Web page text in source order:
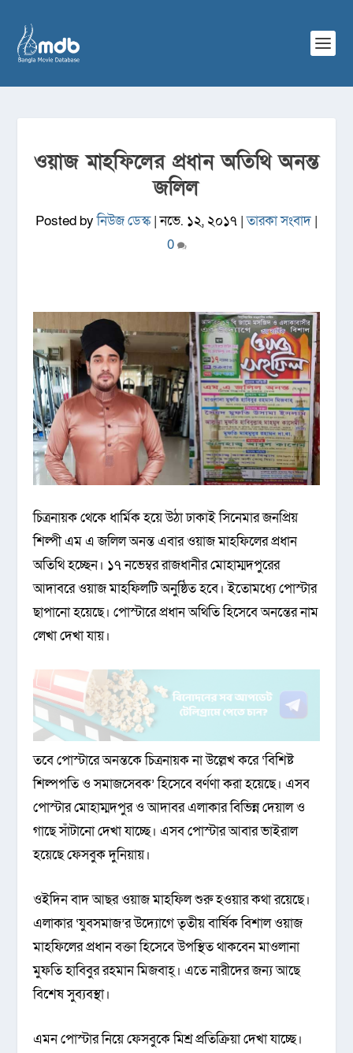
ওয়াজ মাহফিলের প্রধান অতিথি অনন্ত
জলিল
Posted byনিউজ ডেস্ক|নভে. ১২, ২০১৭ |তারকা সংবাদ |
0
চিত্রনায়ক থেকে ধার্মিক হয়ে উঠা ঢাকাই সিনেমার জনপ্রিয়
শিল্পী এম এ জলিল অনন্ত এবার ওয়াজ মাহফিলের প্রধান
অতিথি হচ্ছেন। ১৭ নভেম্বর রাজধানীর মোহাম্মদপুরের
আদাবরে ওয়াজ মাহফিলটি অনুষ্ঠিত হবে। ইতোমধ্যে পোস্টার
ছাপানো হয়েছে। পোস্টারে প্রধান অথিতি হিসেবে অনন্তের নাম
লেখা দেখা যায়।
তবে পোস্টারে অনন্তকে চিত্রনায়ক না উল্লেখ করে ‘বিশিষ্ট
শিল্পপতি ও সমাজসেবক’ হিসেবে বর্ণণা করা হয়েছে। এসব
পোস্টার মোহাম্মদপুর ও আদাবর এলাকার বিভিন্ন দেয়াল ও
গাছে সাঁটানো দেখা যাচ্ছে। এসব পোস্টার আবার ভাইরাল
হয়েছে ফেসবুক দুনিয়ায়।
ওইদিন বাদ আছর ওয়াজ মাহফিল শুরু হওয়ার কথা রয়েছে।
এলাকার ‘যুবসমাজ’র উদ্যোগে তৃতীয় বার্ষিক বিশাল ওয়াজ
মাহফিলের প্রধান বক্তা হিসেবে উপস্থিত থাকবেন মাওলানা
মুফতি হাবিবুর রহমান মিজবাহ্। এতে নারীদের জন্য আছে
বিশেষ সুব্যবস্থা।
এমন পোস্টার নিয়ে ফেসবুকে মিশ্র প্রতিক্রিয়া দেখা যাচ্ছে।